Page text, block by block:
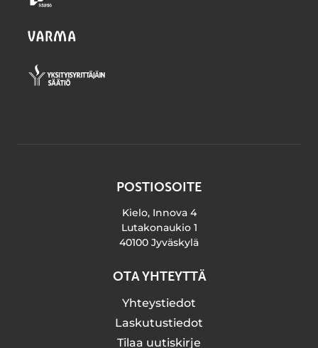
POSTIOSOITE
Kielo, Innova 4
Lutakonaukio 1
40100 Jyväskylä
OTA YHTEYTTÄ
Yhteystiedot
Laskutustiedot
Tilaa uutiskirje